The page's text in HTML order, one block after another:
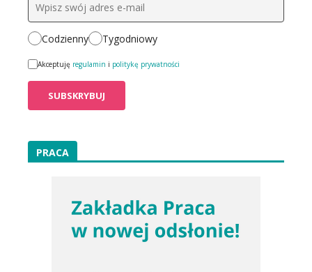
Codzienny Tygodniowy
Akceptuję regulamin i politykę prywatności
PRACA